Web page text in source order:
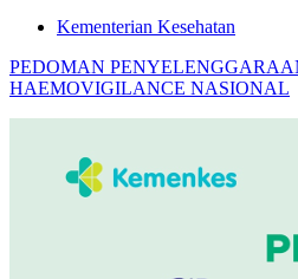
Kementerian Kesehatan
PEDOMAN
HAEMOVIGILANCE NASIONAL